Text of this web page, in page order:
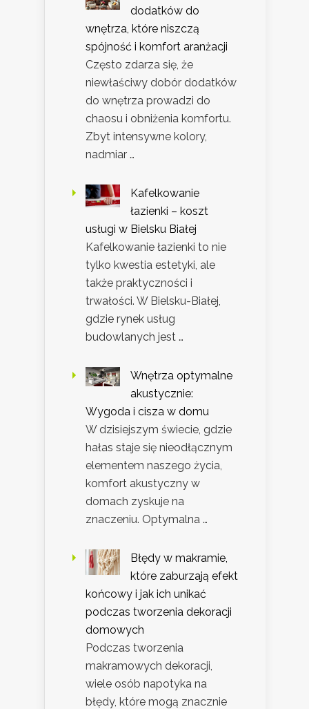
dodatków do
wnętrza, które niszczą
spójność i komfort aranżacji
Często zdarza się, że
niewłaściwy dobór dodatków
do wnętrza prowadzi do
chaosu i obniżenia komfortu.
Zbyt intensywne kolory,
nadmiar …
Kafelkowanie
łazienki – koszt
usługi w Bielsku Białej
Kafelkowanie łazienki to nie
tylko kwestia estetyki, ale
także praktyczności i
trwałości. W Bielsku-Białej,
gdzie rynek usług
budowlanych jest …
Wnętrza optymalne
akustycznie:
Wygoda i cisza w domu
W dzisiejszym świecie, gdzie
hałas staje się nieodłącznym
elementem naszego życia,
komfort akustyczny w
domach zyskuje na
znaczeniu. Optymalna …
Błędy w makramie,
które zaburzają efekt
końcowy i jak ich unikać
podczas tworzenia dekoracji
domowych
Podczas tworzenia
makramowych dekoracji,
wiele osób napotyka na
błędy, które mogą znacznie